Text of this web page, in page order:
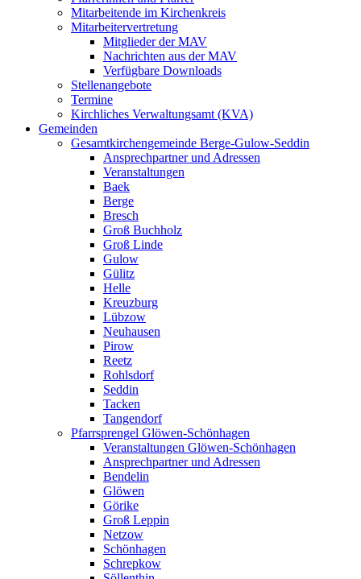
Mitarbeitende im Kirchenkreis
Mitarbeitervertretung
Mitglieder der MAV
Nachrichten aus der MAV
Verfügbare Downloads
Stellenangebote
Termine
Kirchliches Verwaltungsamt (KVA)
Gemeinden
Gesamtkirchengemeinde Berge-Gulow-Seddin
Ansprechpartner und Adressen
Veranstaltungen
Baek
Berge
Bresch
Groß Buchholz
Groß Linde
Gulow
Gülitz
Helle
Kreuzburg
Lübzow
Neuhausen
Pirow
Reetz
Rohlsdorf
Seddin
Tacken
Tangendorf
Pfarrsprengel Glöwen-Schönhagen
Veranstaltungen Glöwen-Schönhagen
Ansprechpartner und Adressen
Bendelin
Glöwen
Görike
Groß Leppin
Netzow
Schönhagen
Schrepkow